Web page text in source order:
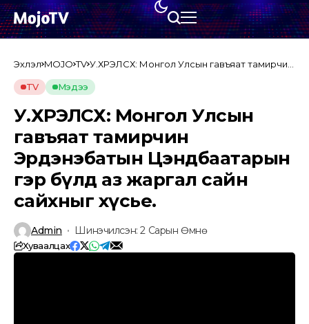
Эхлэл MOJO TV У.ХҮРЭЛСҮХ: Монгол Улсын гавъяат тамирчин
жаргал сайн сайхныг хүсье.
TV Мэдээ
У.ХҮРЭЛСҮХ: Монгол Улсын
гавъяат тамирчин
Эрдэнэбатын Цэндбаатарын
гэр бүлд аз жаргал сайн
сайхныг хүсье.
Admin Шинэчилсэн: 2 Сарын Өмнө
Хуваалцах